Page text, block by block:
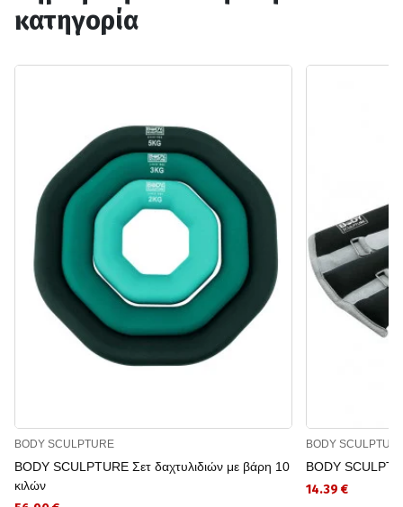
κατηγορία
BODY SCULPTURE
BODY SCULPTURE Σετ δαχτυλιδιών με βάρη 10
κιλών
BODY
BODY
14.39 €